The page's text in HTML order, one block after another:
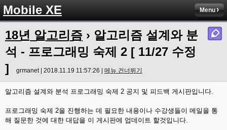
Mobile XE Menu
18년 알고리즘 › 알고리즘 설계와 분
석 - 프로그래밍 숙제 2 [ 11/27 수정
]
grmanet | 2018.11.19 11:57:26 | 메뉴 건너뛰기
알고리즘 설계와 분석 프로그래밍 숙제 2 공지 및 피드백 게시판입니다.
프로그래밍 숙제 2을 진행하는 데 필요한 내용이나 수강생들이 메일을 통
해 질문한 것에 대한 대답을 이 게시판에 업데이트 할것입니다.